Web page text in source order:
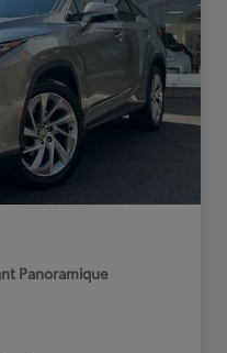
Panoramique